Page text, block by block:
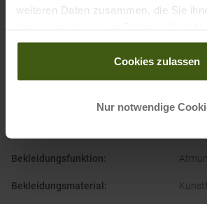
weiteren Daten zusammen, die Sie
gesammelt haben.
Cookies zulassen
Nur notwendige
Bekleidungsfunktion:
Bekleidungsmaterial :